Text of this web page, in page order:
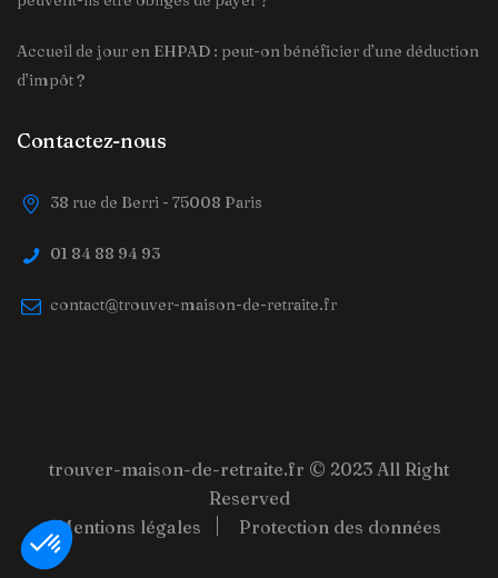
Accueil de jour en EHPAD : peut-on bénéficier d’une déduction
d’impôt ?
Contactez-nous
38 rue de Berri - 75008 Paris
01 84 88 94 93
contact@trouver-maison-de-retraite.fr
trouver-maison-de-retraite.fr © 2023 All Right
Reserved
Mentions légales
Protection des données